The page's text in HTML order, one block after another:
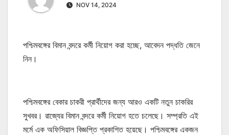
NOV 14, 2024
পশ্চিমবঙ্গের বিমান বন্দরে কর্মী নিয়োগ করা হচ্ছে, আবেদন পদ্ধতি জেনে
নিন।
পশ্চিমবঙ্গের বেকার চাকরী প্রার্থীদের জন্য আরও একটি নতুন চাকরির
সুখবর। রাজ্যের বিমান বন্দরে কর্মী নিয়োগ হতে চলেছে। সম্প্রতি এই
মর্মে এক অফিসিয়াল বিজ্ঞপ্তি প্রকাশিত হয়েছে। পশ্চিমবঙ্গের একজন